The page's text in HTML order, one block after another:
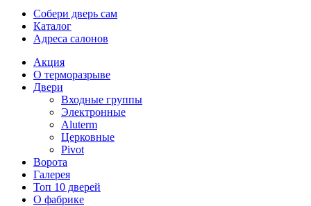
Собери дверь сам
Каталог
Адреса салонов
Акция
О терморазрыве
Двери
Входные группы
Электронные
Aluterm
Церковные
Pivot
Ворота
Галерея
Топ 10 дверей
О фабрике